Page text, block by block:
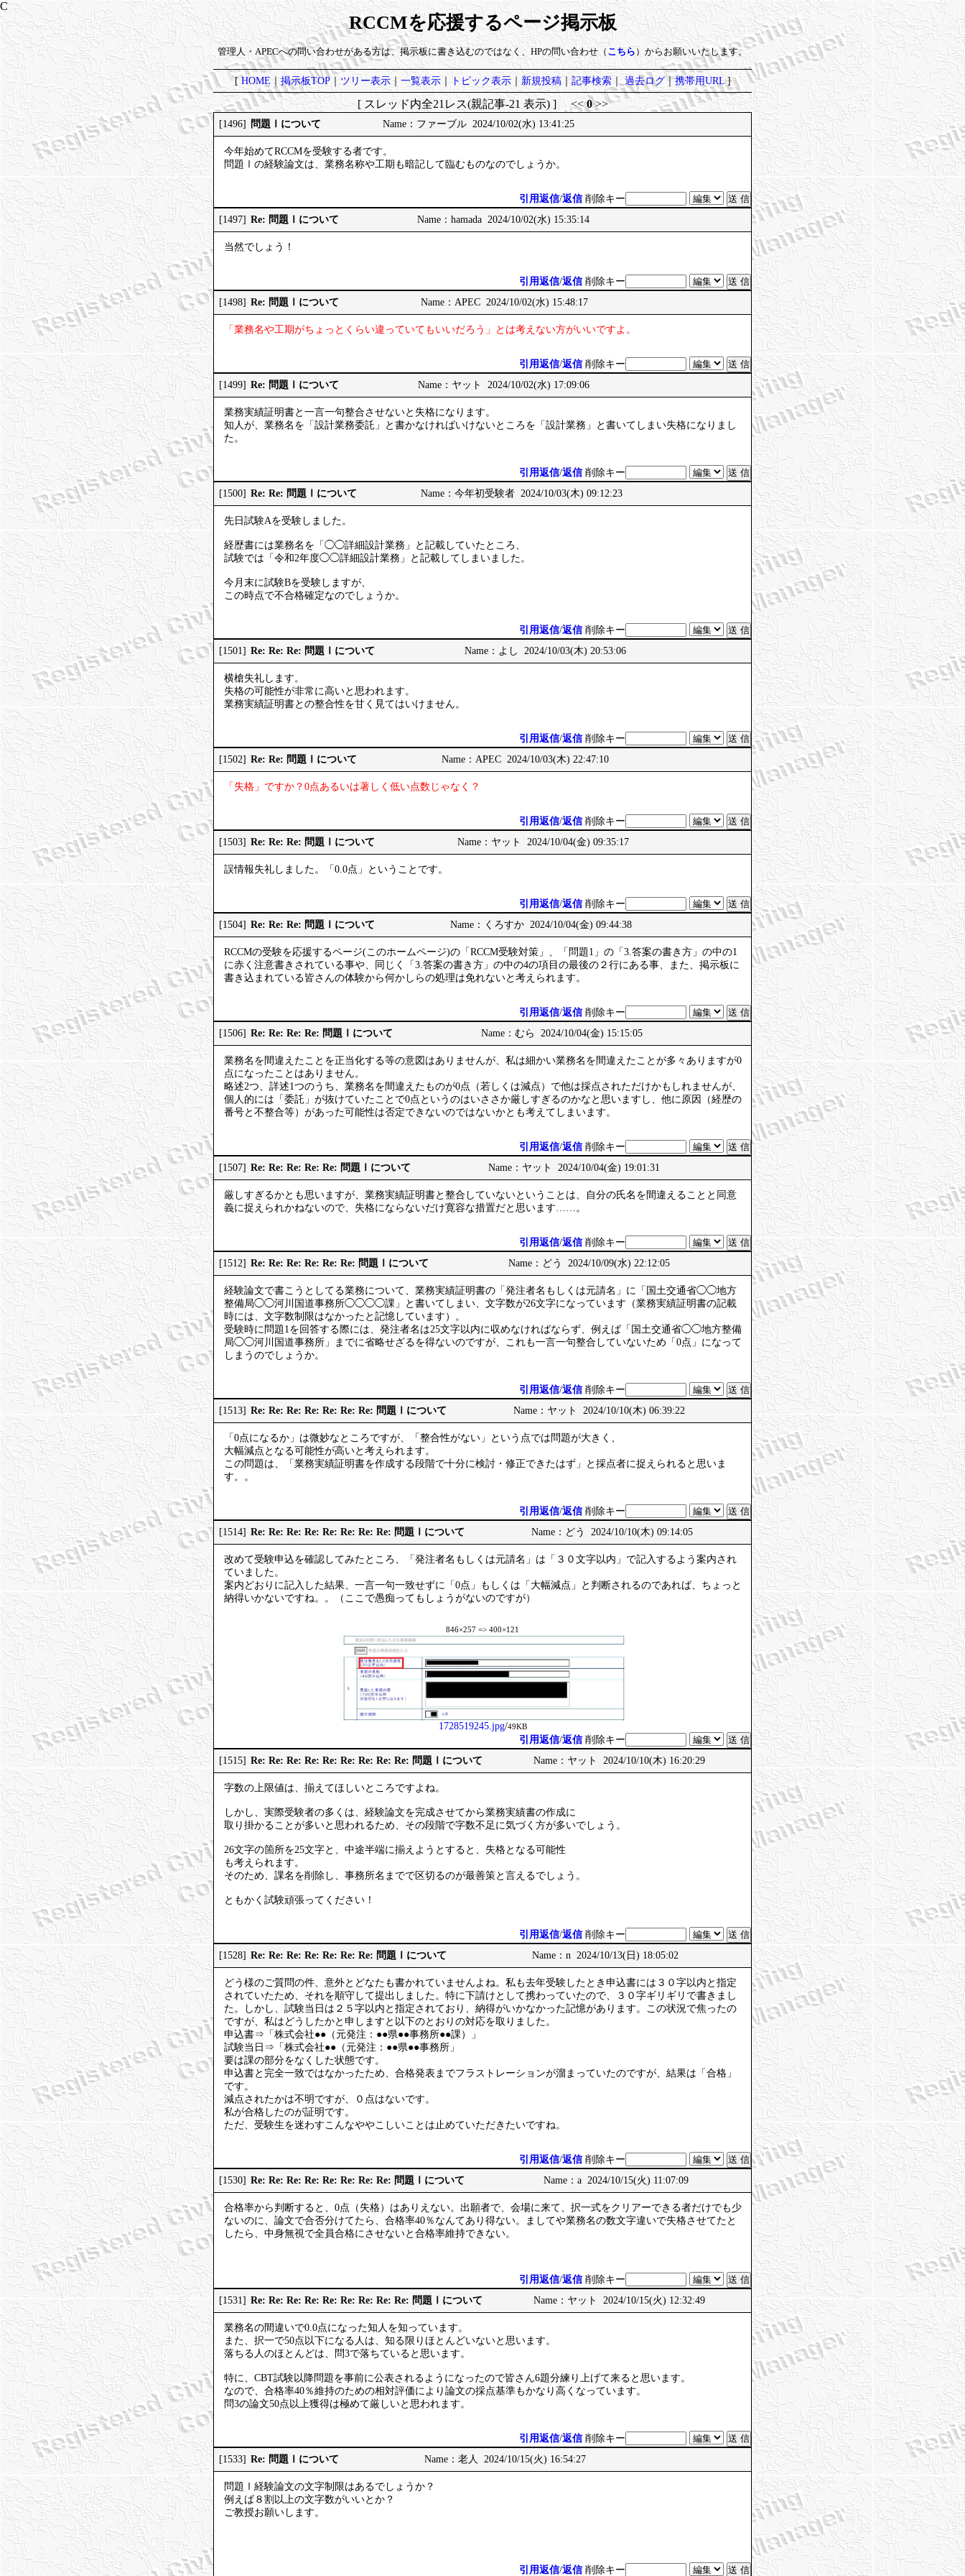
RCCMを応援するページ掲示板
管理人・APECへの問い合わせがある方は、掲示板に書き込むのではなく、HPの問い合わせ（ こちら ）からお願いいたします。
[HOME｜掲示板TOP｜ツリー表示｜ 一覧表示｜トピック表示｜ 新規投稿｜記事検索｜ 過去ログ｜携帯用URL]
[ スレッド内全21レス(親記事-21 表示) ] <<0>>
[1496] 問題Ⅰについて Name：ファーブル 2024/10/02(水) 13:41:25
今年始めてRCCMを受験する者です。
問題Ⅰの経験論文は、業務名称や工期も暗記して臨むものなのでしょうか。
引用返信/返信 削除キー
[1497] Re: 問題Ⅰについて Name：hamada 2024/10/02(水) 15:35:14
当然でしょう！
引用返信/返信 削除キー
[1498] Re: 問題Ⅰについて Name：APEC 2024/10/02(水) 15:48:17
「業務名や工期がちょっとくらい違っていてもいいだろう」とは考えない方がいいですよ。
引用返信/返信 削除キー
[1499] Re: 問題Ⅰについて Name：ヤット 2024/10/02(水) 17:09:06
業務実績証明書と一言一句整合させないと失格になります。
知人が、業務名を「設計業務委託」と書かなければいけないところを「設計業務」と書いてしまい失格になりまし
た。
引用返信/返信 削除キー
[1500] Re: Re: 問題Ⅰについて Name：今年初受験者 2024/10/03(木) 09:12:23
先日試験Aを受験しました。
経歴書には業務名を「◯◯詳細設計業務」と記載していたところ、
試験では「令和2年度◯◯詳細設計業務」と記載してしまいました。
今月末に試験Bを受験しますが、
この時点で不合格確定なのでしょうか。
引用返信/返信 削除キー
[1501] Re: Re: Re: 問題Ⅰについて Name：よし 2024/10/03(木) 20:53:06
横槍失礼します。
失格の可能性が非常に高いと思われます。
業務実績証明書との整合性を甘く見てはいけません。
引用返信/返信 削除キー
[1502] Re: Re: 問題Ⅰについて Name：APEC 2024/10/03(木) 22:47:10
「失格」ですか？0点あるいは著しく低い点数じゃなく？
引用返信/返信 削除キー
[1503] Re: Re: Re: 問題Ⅰについて Name：ヤット 2024/10/04(金) 09:35:17
誤情報失礼しました。「0.0点」ということです。
引用返信/返信 削除キー
[1504] Re: Re: Re: 問題Ⅰについて Name：くろすか 2024/10/04(金) 09:44:38
RCCMの受験を応援するページ(このホームページ)の「RCCM受験対策」、「問題1」の「3.答案の書き方」の中の1
に赤く注意書きされている事や、同じく「3.答案の書き方」の中の4の項目の最後の２行にある事、また、掲示板に
書き込まれている皆さんの体験から何かしらの処理は免れないと考えられます。
引用返信/返信 削除キー
[1506] Re: Re: Re: Re: 問題Ⅰについて Name：むら 2024/10/04(金) 15:15:05
業務名を間違えたことを正当化する等の意図はありませんが、私は細かい業務名を間違えたことが多々ありますが0
点になったことはありません。
略述2つ、詳述1つのうち、業務名を間違えたものが0点（若しくは減点）で他は採点されただけかもしれませんが、
個人的には「委託」が抜けていたことで0点というのはいささか厳しすぎるのかなと思いますし、他に原因（経歴の
番号と不整合等）があった可能性は否定できないのではないかとも考えてしまいます。
引用返信/返信 削除キー
[1507] Re: Re: Re: Re: Re: 問題Ⅰについて Name：ヤット 2024/10/04(金) 19:01:31
厳しすぎるかとも思いますが、業務実績証明書と整合していないということは、自分の氏名を間違えることと同意
義に捉えられかねないので、失格にならないだけ寛容な措置だと思います……。
引用返信/返信 削除キー
[1512] Re: Re: Re: Re: Re: Re: 問題Ⅰについて Name：どう 2024/10/09(水) 22:12:05
経験論文で書こうとしてる業務について、業務実績証明書の「発注者名もしくは元請名」に「国土交通省◯◯地方
整備局◯◯河川国道事務所◯◯◯◯課」と書いてしまい、文字数が26文字になっています（業務実績証明書の記載
時には、文字数制限はなかったと記憶しています）。
受験時に問題1を回答する際には、発注者名は25文字以内に収めなければならず、例えば「国土交通省◯◯地方整備
局◯◯河川国道事務所」までに省略せざるを得ないのですが、これも一言一句整合していないため「0点」になって
しまうのでしょうか。
引用返信/返信 削除キー
[1513] Re: Re: Re: Re: Re: Re: Re: 問題Ⅰについて Name：ヤット 2024/10/10(木) 06:39:22
「0点になるか」は微妙なところですが、「整合性がない」という点では問題が大きく、
大幅減点となる可能性が高いと考えられます。
この問題は、「業務実績証明書を作成する段階で十分に検討・修正できたはず」と採点者に捉えられると思いま
す。。
引用返信/返信 削除キー
[1514] Re: Re: Re: Re: Re: Re: Re: Re: 問題Ⅰについて Name：どう 2024/10/10(木) 09:14:05
改めて受験申込を確認してみたところ、「発注者名もしくは元請名」は「３０文字以内」で記入するよう案内され
ていました。
案内どおりに記入した結果、一言一句一致せずに「0点」もしくは「大幅減点」と判断されるのであれば、ちょっと
納得いかないですね。。（ここで愚痴ってもしょうがないのですが）
846×257 => 400×121
1728519245.jpg/49KB
引用返信/返信 削除キー
[1515] Re: Re: Re: Re: Re: Re: Re: Re: Re: 問題Ⅰについて Name：ヤット 2024/10/10(木) 16:20:29
字数の上限値は、揃えてほしいところですよね。
しかし、実際受験者の多くは、経験論文を完成させてから業務実績書の作成に
取り掛かることが多いと思われるため、その段階で字数不足に気づく方が多いでしょう。
26文字の箇所を25文字と、中途半端に揃えようとすると、失格となる可能性
も考えられます。
そのため、課名を削除し、事務所名までで区切るのが最善策と言えるでしょう。
ともかく試験頑張ってください！
引用返信/返信 削除キー
[1528] Re: Re: Re: Re: Re: Re: Re: 問題Ⅰについて Name：n 2024/10/13(日) 18:05:02
どう様のご質問の件、意外とどなたも書かれていませんよね。私も去年受験したとき申込書には３０字以内と指定
されていたため、それを順守して提出しました。特に下請けとして携わっていたので、３０字ギリギリで書きまし
た。しかし、試験当日は２５字以内と指定されており、納得がいかなかった記憶があります。この状況で焦ったの
ですが、私はどうしたかと申しますと以下のとおりの対応を取りました。
申込書⇒「株式会社●●（元発注：●●県●●事務所●●課）」
試験当日⇒「株式会社●●（元発注：●●県●●事務所」
要は課の部分をなくした状態です。
申込書と完全一致ではなかったため、合格発表までフラストレーションが溜まっていたのですが、結果は「合格」
です。
減点されたかは不明ですが、０点はないです。
私が合格したのが証明です。
ただ、受験生を迷わすこんなややこしいことは止めていただきたいですね。
引用返信/返信 削除キー
[1530] Re: Re: Re: Re: Re: Re: Re: Re: 問題Ⅰについて Name：a 2024/10/15(火) 11:07:09
合格率から判断すると、0点（失格）はありえない。出願者で、会場に来て、択一式をクリアーできる者だけでも少
ないのに、論文で合否分けてたら、合格率40％なんてあり得ない。ましてや業務名の数文字違いで失格させてたと
したら、中身無視で全員合格にさせないと合格率維持できない。
引用返信/返信 削除キー
[1531] Re: Re: Re: Re: Re: Re: Re: Re: Re: 問題Ⅰについて Name：ヤット 2024/10/15(火) 12:32:49
業務名の間違いで0.0点になった知人を知っています。
また、択一で50点以下になる人は、知る限りほとんどいないと思います。
落ちる人のほとんどは、問3で落ちていると思います。
特に、CBT試験以降問題を事前に公表されるようになったので皆さん6題分練り上げて来ると思います。
なので、合格率40％維持のための相対評価により論文の採点基準もかなり高くなっています。
問3の論文50点以上獲得は極めて厳しいと思われます。
引用返信/返信 削除キー
[1533] Re: 問題Ⅰについて Name：老人 2024/10/15(火) 16:54:27
問題Ⅰ経験論文の文字制限はあるでしょうか？
例えば８割以上の文字数がいいとか？
ご教授お願いします。
引用返信/返信 削除キー